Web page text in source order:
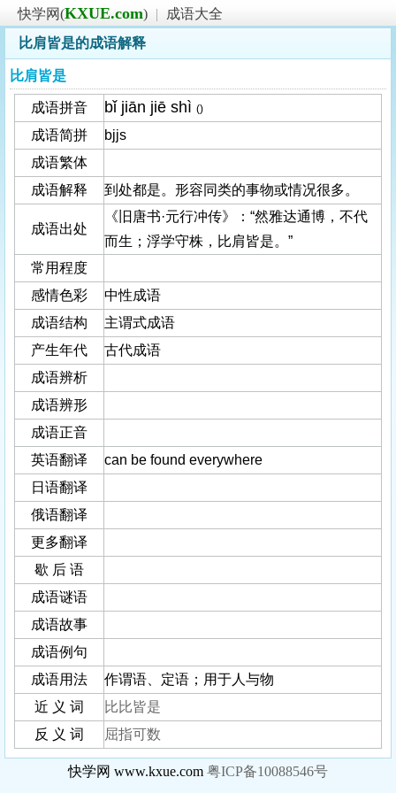
快学网(KXUE.com) |
成语大全
比肩皆是的成语解释
比肩皆是
成语拼音 bǐ jiān jiē shì ()
成语简拼
bjjs
成语繁体
成语解释
到处都是。形容同类的事物或情况很多。
成语出处
《旧唐书·元行冲传》：“然雅达通博，不代
而生；浮学守株，比肩皆是。”
常用程度
感情色彩
中性成语
成语结构
主谓式成语
产生年代
古代成语
成语辨析
成语辨形
成语正音
英语翻译
can be found everywhere
日语翻译
俄语翻译
更多翻译
歇 后 语
成语谜语
成语故事
成语例句
成语用法
作谓语、定语；用于人与物
近 义 词
比比皆是
反 义 词
屈指可数
快学网 www.kxue.com 粤ICP备10088546号